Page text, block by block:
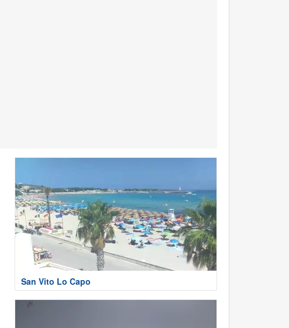
San Vito Lo Capo